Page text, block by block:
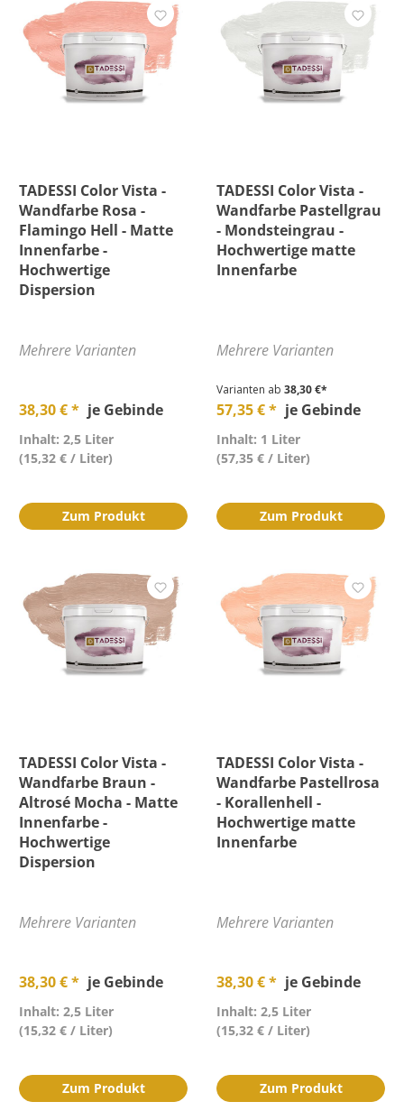
TADESSI Color Vista -
Wandfarbe Rosa -
Flamingo Hell - Matte
Innenfarbe -
Hochwertige
Dispersion
Mehrere Varianten
38,30 € * je Gebinde
Inhalt: 2,5 Liter
(15,32 € / Liter)
Zum Produkt
TADESSI Color Vista -
Wandfarbe Pastellgrau
- Mondsteingrau -
Hochwertige matte
Innenfarbe
Mehrere Varianten
Varianten ab 38,30 €*
57,35 € * je Gebinde
Inhalt: 1 Liter
(57,35 € / Liter)
Zum Produkt
TADESSI Color Vista -
Wandfarbe Braun -
Altrosé Mocha - Matte
Innenfarbe -
Hochwertige
Dispersion
Mehrere Varianten
38,30 € * je Gebinde
Inhalt: 2,5 Liter
(15,32 € / Liter)
Zum Produkt
TADESSI Color Vista -
Wandfarbe Pastellrosa
- Korallenhell -
Hochwertige matte
Innenfarbe
Mehrere Varianten
38,30 € * je Gebinde
Inhalt: 2,5 Liter
(15,32 € / Liter)
Zum Produkt